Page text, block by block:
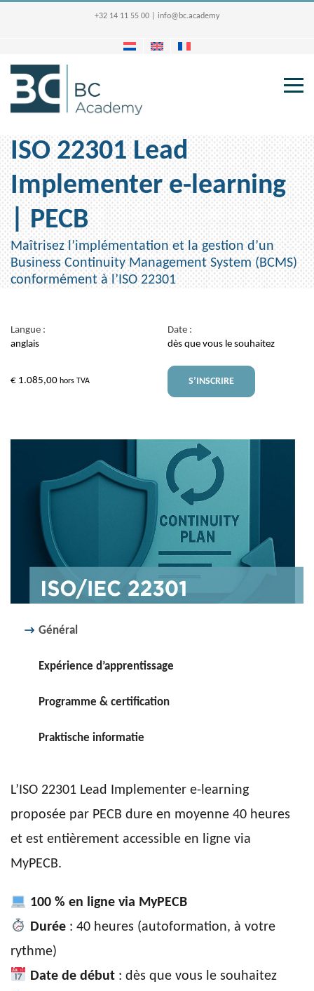
+32 14 11 55 00 info@bc.academy
ISO 22301 Lead
Implementer e-learning
| PECB
Maîtrisez l’implémentation et la gestion d’un
Business Continuity Management System (BCMS)
conformément à l’ISO 22301
Langue :
anglais
Date :
dès que vous le souhaitez
€ 1.085,00 hors TVA S’INSCRIRE
Général
Expérience d’apprentissage
Programme & certification
Praktische informatie
L’ISO 22301 Lead Implementer e-learning
proposée par PECB dure en moyenne 40 heures
et est entièrement accessible en ligne via
MyPECB.
100 % en ligne via MyPECB
Durée: 40 heures (autoformation, à votre
rythme)
Date de début: dès que vous le souhaitez